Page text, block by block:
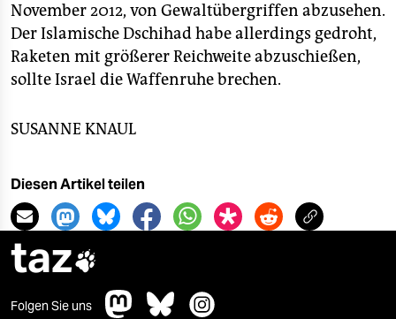
November 2012, von Gewaltübergriffen abzusehen.
Der Islamische Dschihad habe allerdings gedroht,
Raketen mit größerer Reichweite abzuschießen,
sollte Israel die Waffenruhe brechen.
SUSANNE KNAUL
Diesen Artikel teilen
taz
Folgen Sie uns